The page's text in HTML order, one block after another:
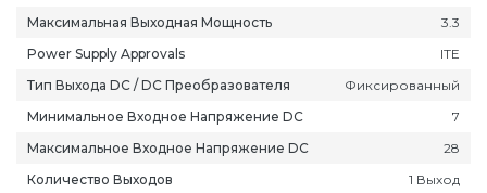
Максимальная Выходная Мощность
3.3
Power Supply Approvals
ITE
Тип Выхода DC / DC Преобразователя
Фиксированный
Минимальное Входное Напряжение DC
7
Максимальное Входное Напряжение DC
28
Количество Выходов
1 Выход